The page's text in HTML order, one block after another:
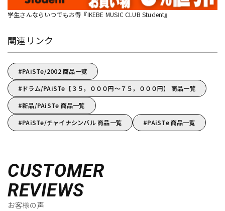
学生さんならいつでもお得『IKEBE MUSIC CLUB Student』
関連リンク
PAiSTe/2002 商品一覧
ドラム/PAiSTe【３５，０００円～７５，０００円】 商品一覧
新品/PAiSTe 商品一覧
PAiSTe/チャイナシンバル 商品一覧
PAiSTe 商品一覧
CUSTOMER
REVIEWS
お客様の声